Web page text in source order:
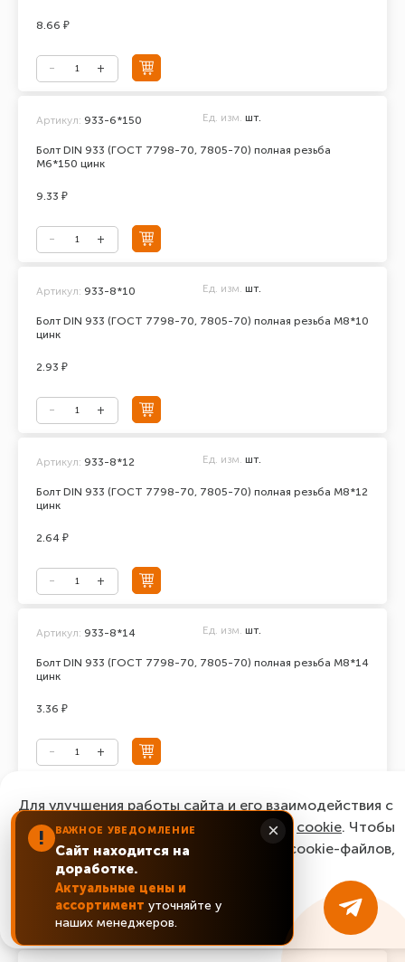
8.66 ₽
Болт DIN 933 (ГОСТ 7798-70, 7805-70) полная резьба
М6*150 цинк
Артикул: 933-6*150 Ед. изм. шт.
9.33 ₽
Болт DIN 933 (ГОСТ 7798-70, 7805-70) полная резьба М8*10
цинк
Артикул: 933-8*10 Ед. изм. шт.
2.93 ₽
Болт DIN 933 (ГОСТ 7798-70, 7805-70) полная резьба М8*12
цинк
Артикул: 933-8*12 Ед. изм. шт.
2.64 ₽
Болт DIN 933 (ГОСТ 7798-70, 7805-70) полная резьба М8*14
цинк
Артикул: 933-8*14 Ед. изм. шт.
3.36 ₽
Болт DIN 933 (ГОСТ 7798-70, 7805-70) полная резьба М8*16
цинк
Артикул: 933-8*16 Ед. изм. шт.
2.64 ₽
! ВАЖНОЕ УВЕДОМЛЕНИЕ
Сайт находится на
доработке.
Актуальные цены и
ассортимент уточняйте у
наших менеджеров.
×
Для улучшения работы сайта и его взаимодействия с
пользователями мы используем файлы cookie. Чтобы
согласиться с нашим использованием cookie-файлов,
нажмите “Ок, понятно!”
ОК, понятно!